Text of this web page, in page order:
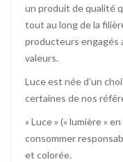
un produit de qualité
tout au long de la
producteurs engagés
valeurs.
Luce est née d’un
certaines de nos
« Luce » (« lumière »
consommer
et colorée.